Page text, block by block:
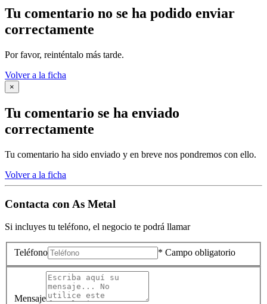
Tu comentario no se ha podido enviar
correctamente
Por favor, reinténtalo más tarde.
Volver a la ficha
×
Tu comentario se ha enviado
correctamente
Tu comentario ha sido enviado y en breve nos pondremos con ello.
Volver a la ficha
Contacta con As Metal
Si incluyes tu teléfono, el negocio te podrá llamar
Teléfono * Campo obligatorio
Mensaje